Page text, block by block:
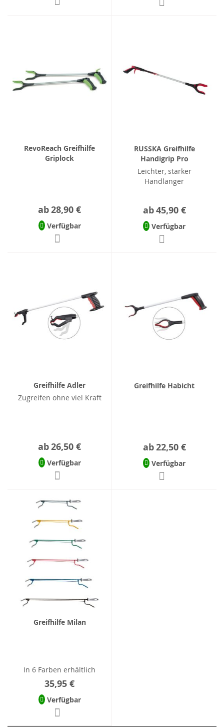
RevoReach Greifhilfe
Griplock
ab28,90 €
Verfügbar
RUSSKA Greifhilfe
Handigrip Pro
Leichter, starker
Handlanger
ab45,90 €
Verfügbar
Greifhilfe Adler
Zugreifen ohne viel Kraft
ab26,50 €
Verfügbar
Greifhilfe Habicht
ab22,50 €
Verfügbar
Greifhilfe Milan
In 6 Farben erhältlich
35,95 €
Verfügbar